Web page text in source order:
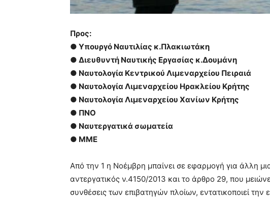
Προς:
● Υπουργό Ναυτιλίας κ.Πλακιωτάκη
● Διευθυντή Ναυτικής Εργασίας κ.Δουμάνη
● Ναυτολογία Κεντρικού Λιμεναρχείου Πειραιά
● Ναυτολογία Λιμεναρχείου Ηρακλείου Κρήτης
● Ναυτολογία Λιμεναρχείου Χανίων Κρήτης
● ΠΝΟ
● Ναυτεργατικά σωματεία
● ΜΜΕ
Από την 1 η Νοέμβρη μπαίνει σε εφαρμογή για άλλη
αντεργατικός ν.4150/2013 και το άρθρο 29, που
συνθέσεις των επιβατηγών πλοίων, εντατικοποιεί την